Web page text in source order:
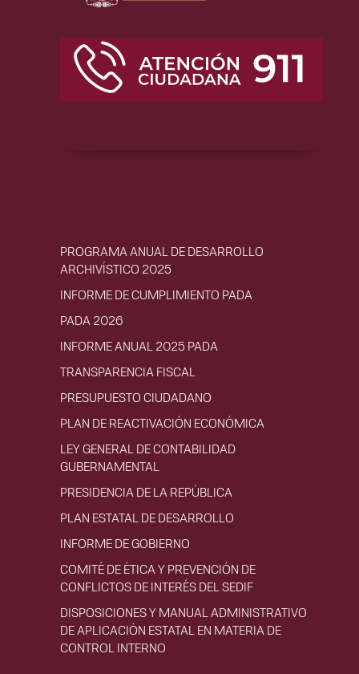
PROGRAMA ANUAL DE DESARROLLO
ARCHIVÍSTICO 2025
INFORME DE CUMPLIMIENTO PADA
PADA 2026
INFORME ANUAL 2025 PADA
TRANSPARENCIA FISCAL
PRESUPUESTO CIUDADANO
PLAN DE REACTIVACIÓN ECONÓMICA
LEY GENERAL DE CONTABILIDAD
GUBERNAMENTAL
PRESIDENCIA DE LA REPÚBLICA
PLAN ESTATAL DE DESARROLLO
INFORME DE GOBIERNO
COMITÉ DE ÉTICA Y PREVENCIÓN DE
CONFLICTOS DE INTERÉS DEL SEDIF
DISPOSICIONES Y MANUAL ADMINISTRATIVO
DE APLICACIÓN ESTATAL EN MATERIA DE
CONTROL INTERNO